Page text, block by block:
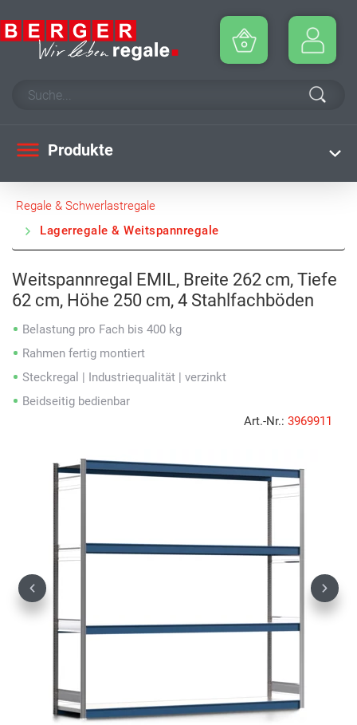
Produkte
Regale & Schwerlastregale
Lagerregale & Weitspannregale
Weitspannregal EMIL, Breite 262 cm, Tiefe
62 cm, Höhe 250 cm, 4 Stahlfachböden
Belastung pro Fach bis 400 kg
Rahmen fertig montiert
Steckregal | Industriequalität | verzinkt
Beidseitig bedienbar
Art.-Nr.: 3969911
Previous Next